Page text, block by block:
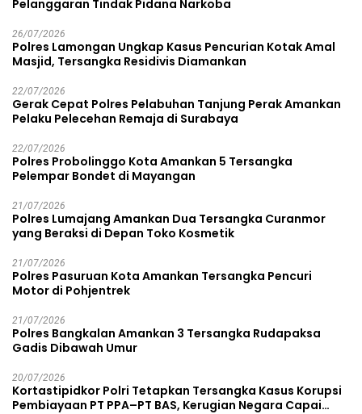
Pelanggaran Tindak Pidana Narkoba
26/07/2026
Polres Lamongan Ungkap Kasus Pencurian Kotak Amal
Masjid, Tersangka Residivis Diamankan
22/07/2026
Gerak Cepat Polres Pelabuhan Tanjung Perak Amankan
Pelaku Pelecehan Remaja di Surabaya
22/07/2026
Polres Probolinggo Kota Amankan 5 Tersangka
Pelempar Bondet di Mayangan
21/07/2026
Polres Lumajang Amankan Dua Tersangka Curanmor
yang Beraksi di Depan Toko Kosmetik
21/07/2026
Polres Pasuruan Kota Amankan Tersangka Pencuri
Motor di Pohjentrek
21/07/2026
Polres Bangkalan Amankan 3 Tersangka Rudapaksa
Gadis Dibawah Umur
20/07/2026
Kortastipidkor Polri Tetapkan Tersangka Kasus Korupsi
Pembiayaan PT PPA–PT BAS, Kerugian Negara Capai